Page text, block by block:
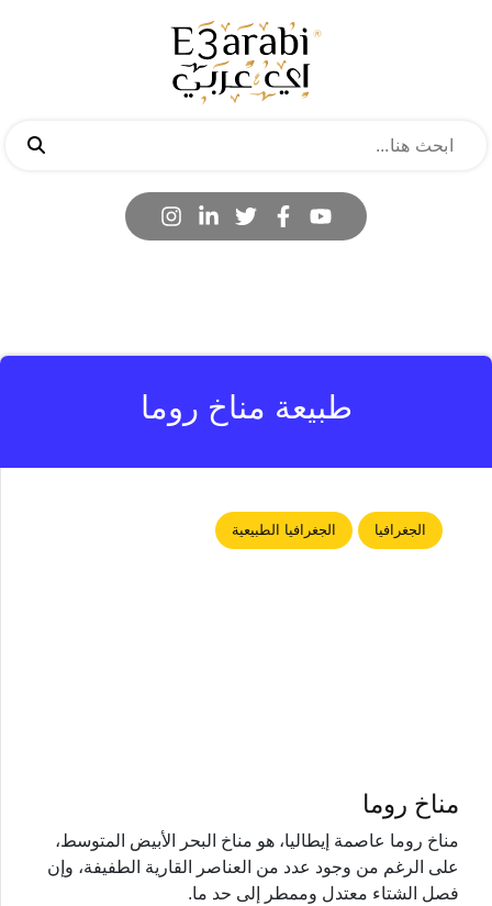
طبيعة مناخ روما
الجغرافيا الجغرافيا الطبيعية
مناخ روما
مناخ روما عاصمة إيطاليا، هو مناخ البحر الأبيض المتوسط​​،
على الرغم من وجود عدد من العناصر القارية الطفيفة، وإن
فصل الشتاء معتدل وممطر إلى حد ما.